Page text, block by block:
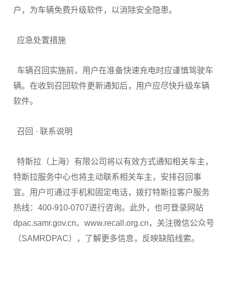
户，为车辆免费升级软件，以消除安全隐患。
应急处置措施
车辆召回实施前，用户在准备快速充电时应谨慎驾驶车
辆。在收到召回软件更新通知后，用户应尽快升级车辆
软件。
召回 · 联系说明
特斯拉（上海）有限公司将以有效方式通知相关车主，
特斯拉服务中心也将主动联系相关车主，安排召回事
宜。用户可通过手机和固定电话，拨打特斯拉客户服务
热线：400-910-0707进行咨询。此外，也可登录网站
dpac.samr.gov.cn、www.recall.org.cn，关注微信公众号
（SAMRDPAC），了解更多信息，反映缺陷线索。